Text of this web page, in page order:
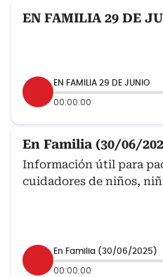
EN FAMILIA 29 DE
EN FAMILIA 29 DE JUNIO
00:00:00
En Familia (30/06/
Información útil para
cuidadores de niños,
En Familia (30/06/2025)
00:00:00